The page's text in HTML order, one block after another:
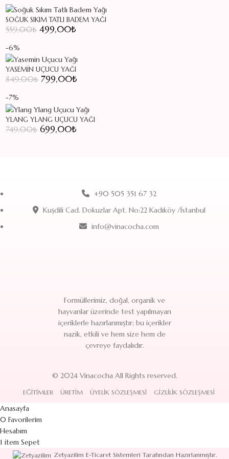
SOĞUK SIKIM TATLI BADEM YAĞI
559,00₺ Orijinal fiyat: 559,00₺.
499,00₺
-6%
YASEMIN UÇUCU YAĞI
849,00₺ Orijinal fiyat: 849,00₺.
799,00₺
-7%
YLANG YLANG UÇUCU YAĞI
749,00₺ Orijinal fiyat: 749,00₺.
699,00₺
+90 505 351 67 32
Kuşdili Cad. Dokuzlar Apt. No:22 Kadıköy /İstanbul
info@vinacocha.com
Formüllerimiz, doğal, organik ve
hayvanlar üzerinde test yapılmayan
içeriklerle hazırlanmıştır; bu içerikler
nazik, etkili ve hem size hem de
çevreye faydalıdır.
© 2024 Vinacocha All Rights reserved.
EĞITIMLER ÜRETIM ÜYELIK SÖZLEŞMESI GIZLILIK SÖZLEŞMESI
Anasayfa
0 Favorilerim
Hesabım
1 item Sepet
Zetyazilim E-Ticaret Sistemleri Tarafından Hazırlanmıştır.